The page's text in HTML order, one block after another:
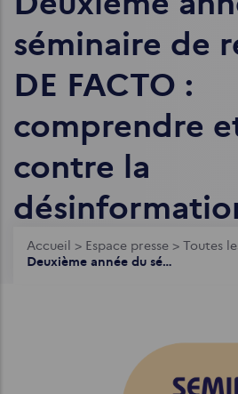
séminaire de
DE FACTO :
comprendre
contre la
Fil
Accueil > Espace presse > Toutes
Deuxième année du séminaire de recherche DE FACTO : comprendre et lutter contre la désinformation